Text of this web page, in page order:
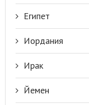
Египет
Иордания
Ирак
Йемен